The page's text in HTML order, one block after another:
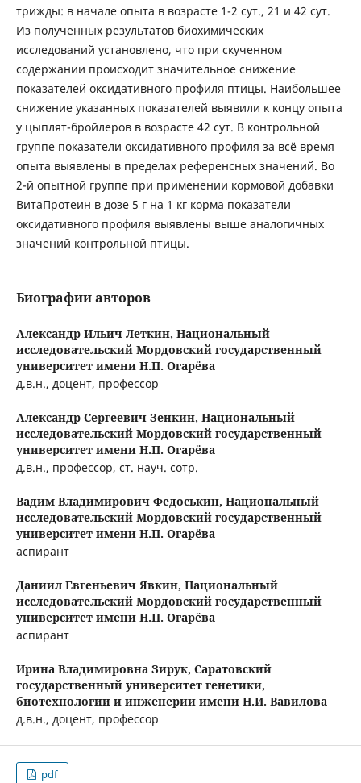
трижды: в начале опыта в возрасте 1-2 сут., 21 и 42 сут.
Из полученных результатов биохимических
исследований установлено, что при скученном
содержании происходит значительное снижение
показателей оксидативного профиля птицы. Наибольшее
снижение указанных показателей выявили к концу опыта
у цыплят-бройлеров в возрасте 42 сут. В контрольной
группе показатели оксидативного профиля за всё время
опыта выявлены в пределах референсных значений. Во
2-й опытной группе при применении кормовой добавки
ВитаПротеин в дозе 5 г на 1 кг корма показатели
оксидативного профиля выявлены выше аналогичных
значений контрольной птицы.
Биографии авторов
Александр Ильич Леткин, Национальный
исследовательский Мордовский государственный
университет имени Н.П. Огарёва
д.в.н., доцент, профессор
Александр Сергеевич Зенкин, Национальный
исследовательский Мордовский государственный
университет имени Н.П. Огарёва
д.в.н., профессор, ст. науч. сотр.
Вадим Владимирович Федоськин, Национальный
исследовательский Мордовский государственный
университет имени Н.П. Огарёва
аспирант
Даниил Евгеньевич Явкин, Национальный
исследовательский Мордовский государственный
университет имени Н.П. Огарёва
аспирант
Ирина Владимировна Зирук, Саратовский
государственный университет генетики,
биотехнологии и инженерии имени Н.И. Вавилова
д.в.н., доцент, профессор
pdf